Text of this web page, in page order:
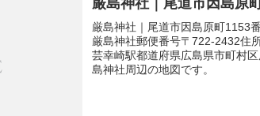
厳島神社｜尾道市因島原町1153
厳島神社郵便番号〒722-2432住
芸幸崎駅都道府県広島県市町村
島神社周辺の地図です。